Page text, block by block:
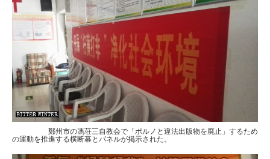
鄭州市の馮荘三自教会で「ポルノと違法出版物を廃止」するため
の運動を推進する横断幕とパネルが掲示された。